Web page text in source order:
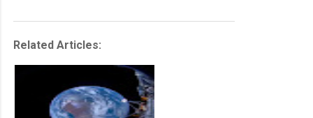
Related Articles: